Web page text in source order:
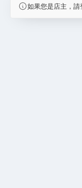
如果您是店主，請